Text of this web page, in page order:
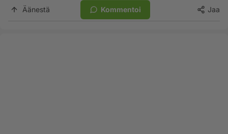
Äänestä Kommentoi Jaa